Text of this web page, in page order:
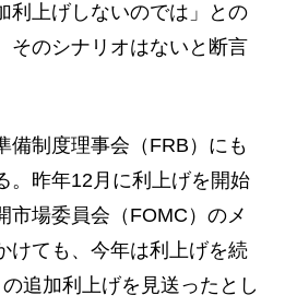
利上げしないのでは」との
そのシナリオはないと断言
備制度理事会（FRB）にも
。昨年12月に利上げを開始
市場委員会（FOMC）のメ
けても、今年は利上げを続
追加利上げを見送ったとし